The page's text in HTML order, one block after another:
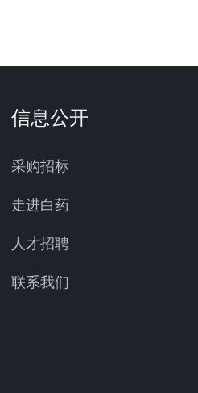
信息公开
采购招标
走进白药
人才招聘
联系我们